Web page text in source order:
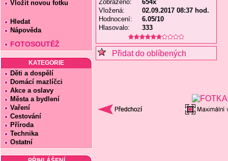
Vložit novou fotku
Hledat
Nápověda
FOTOSOUTĚŽ
KATEGORIE
Děti a dospělí
Domácí mazlíčci
Akce a oslavy
Města a bydlení
Vaření
Cestování
Příroda
Technika
Ostatní
Zobrazeno:
654x
Vložená:
02.09.2017 08:37 hod.
Hodnocení:
6.05/10
Hlasovalo:
333
Přidat do oblíbených